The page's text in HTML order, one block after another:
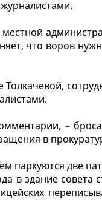
что воров
Толкачевой,
–
в
паркуются две
в здание